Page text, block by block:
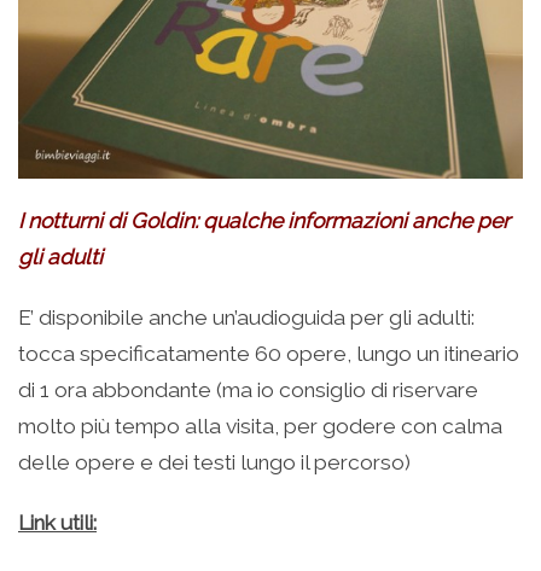
I notturni di Goldin: qualche informazioni anche per
gli adulti
E’ disponibile anche un’audioguida per gli adulti:
tocca specificatamente 60 opere, lungo un itineario
di 1 ora abbondante (ma io consiglio di riservare
molto più tempo alla visita, per godere con calma
delle opere e dei testi lungo il percorso)
Link utili: